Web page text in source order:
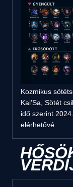
Kozmikus
Kai’Sa, Sötét
idő szerint
elérhetővé.